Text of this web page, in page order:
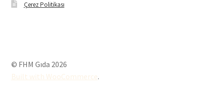
Çerez Politikası
© FHM Gıda 2026
Built with WooCommerce.